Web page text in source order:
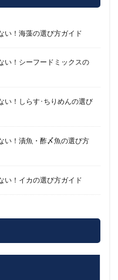
い！海藻の選び方ガイド
い！シーフードミックスの
い！しらす･ちりめんの選び
い！漬魚・酢〆魚の選び方
い！イカの選び方ガイド